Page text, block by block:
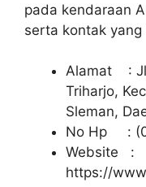
pada kendaraan
serta kontak
Alamat : Jl.
Triharjo,
Sleman,
No Hp :
Website :
https://